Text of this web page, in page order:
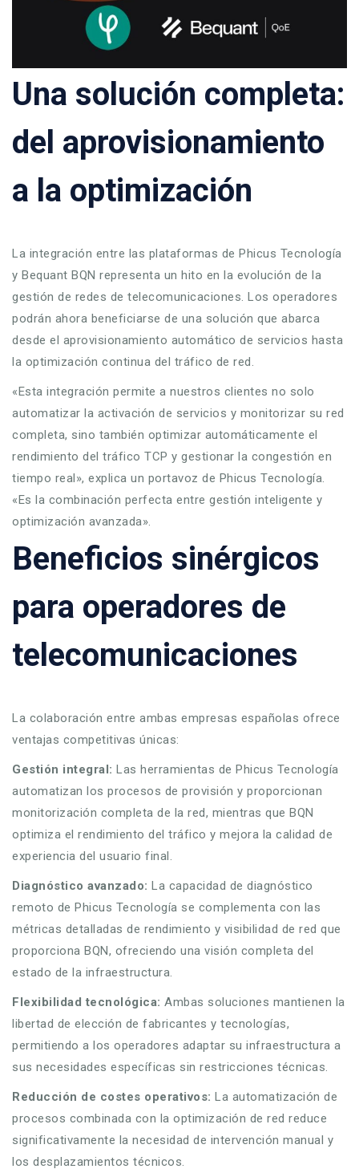
Una solución completa:
del aprovisionamiento
a la optimización
La integración entre las plataformas de Phicus Tecnología
y Bequant BQN representa un hito en la evolución de la
gestión de redes de telecomunicaciones. Los operadores
podrán ahora beneficiarse de una solución que abarca
desde el aprovisionamiento automático de servicios hasta
la optimización continua del tráfico de red.
«Esta integración permite a nuestros clientes no solo
automatizar la activación de servicios y monitorizar su red
completa, sino también optimizar automáticamente el
rendimiento del tráfico TCP y gestionar la congestión en
tiempo real», explica un portavoz de Phicus Tecnología.
«Es la combinación perfecta entre gestión inteligente y
optimización avanzada».
Beneficios sinérgicos
para operadores de
telecomunicaciones
La colaboración entre ambas empresas españolas ofrece
ventajas competitivas únicas:
Gestión integral: Las herramientas de Phicus Tecnología
automatizan los procesos de provisión y proporcionan
monitorización completa de la red, mientras que BQN
optimiza el rendimiento del tráfico y mejora la calidad de
experiencia del usuario final.
Diagnóstico avanzado: La capacidad de diagnóstico
remoto de Phicus Tecnología se complementa con las
métricas detalladas de rendimiento y visibilidad de red que
proporciona BQN, ofreciendo una visión completa del
estado de la infraestructura.
Flexibilidad tecnológica: Ambas soluciones mantienen la
libertad de elección de fabricantes y tecnologías,
permitiendo a los operadores adaptar su infraestructura a
sus necesidades específicas sin restricciones técnicas.
Reducción de costes operativos: La automatización de
procesos combinada con la optimización de red reduce
significativamente la necesidad de intervención manual y
los desplazamientos técnicos.